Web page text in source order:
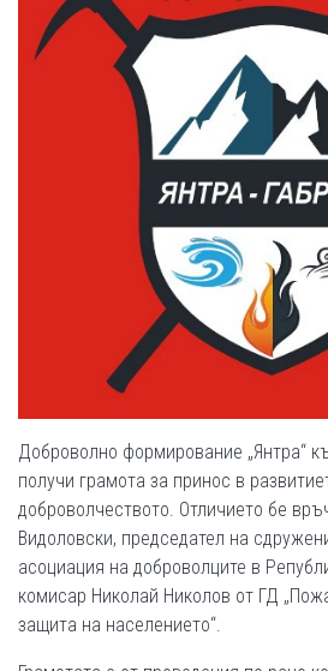
Доброволно формирование „Янтра“
получи грамота за принос в
доброволчеството. Отличието бе
Видоловски, председател на
асоциация на доброволците в
комисар Николай Николов от ГД
защита на населението“.